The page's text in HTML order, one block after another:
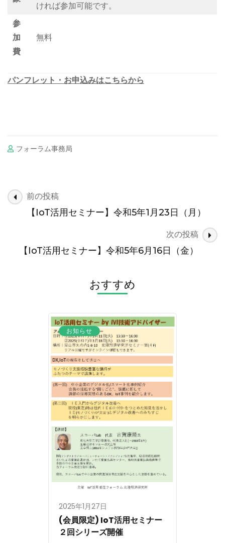
ければ参加可能です。
参
加
費
無料
パンフレット・お申込みはこちらから
フォーラム事務局
投
稿
前の投稿
【IoT活用セミナー】令和5年1月23日（月）
次の投稿
【IoT活用セミナー】令和5年6月16日（金）
おすすめ
お知らせ
2025年1月27日
(会員限定) IoT活用セミナー
２回シリーズ開催